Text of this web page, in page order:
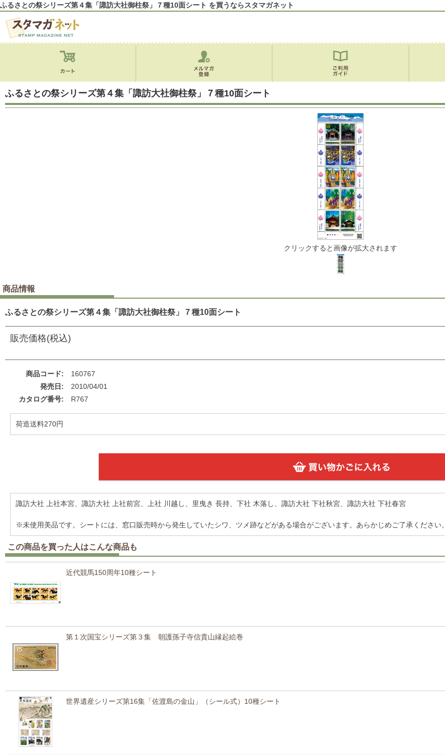
ふるさとの祭シリーズ第４集「諏訪大社御柱祭」７種10面シート を買うならスタマガネット
ふるさとの祭シリーズ第４集「諏訪大社御柱祭」７種10面シート
クリックすると画像が拡大されます
商品情報
ふるさとの祭シリーズ第４集「諏訪大社御柱祭」７種10面シート
販売価格(税込)
商品コード
160767
発売日
2010/04/01
カタログ番号
R767
荷造送料270円
諏訪大社 上社本宮、諏訪大社 上社前宮、上社 川越し、里曳き 長持、下社 木落し、諏訪大社 下社秋宮、諏訪大社 下社春宮
※未使用美品です。シートには、窓口販売時から発生していたシワ、ツメ跡などがある場合がございます。あらかじめご了承ください。
この商品を買った人はこんな商品も
近代競馬150周年10種シート
第１次国宝シリーズ第３集 朝護孫子寺信貴山縁起絵巻
世界遺産シリーズ第16集「佐渡島の金山」（シール式）10種シート